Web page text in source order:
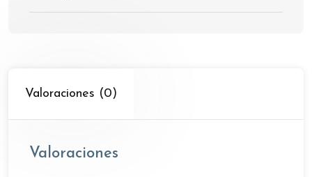
Valoraciones (0)
Valoraciones